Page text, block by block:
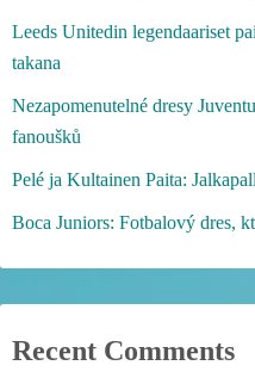
Leeds Unitedin legendaariset
takana
Nezapomenutelné dresy
fanoušků
Pelé ja Kultainen Paita:
Boca Juniors: Fotbalový dres,
Recent Comments